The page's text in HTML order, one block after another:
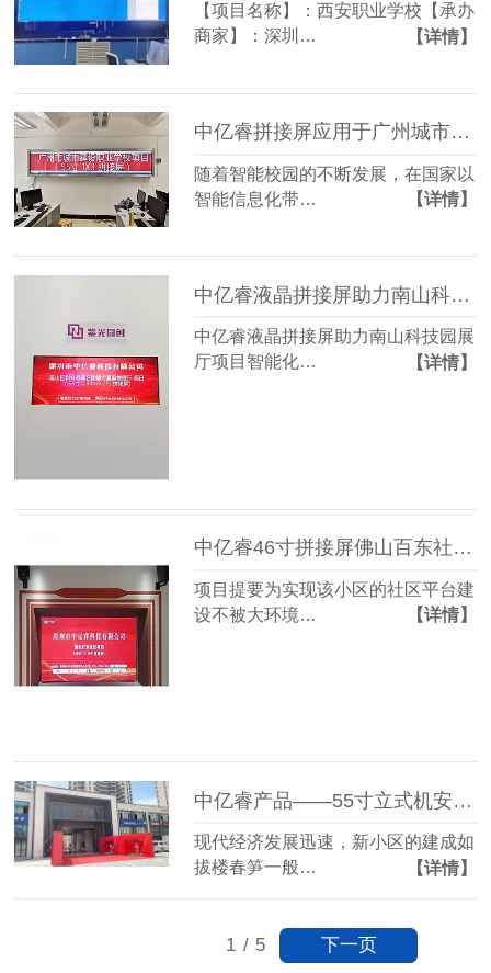
【项目名称】：西安职业学校【承办
商家】：深圳…
【详情】
中亿睿拼接屏应用于广州城市建设学校
随着智能校园的不断发展，在国家以
智能信息化带…
【详情】
中亿睿液晶拼接屏助力南山科技园展厅
中亿睿液晶拼接屏助力南山科技园展
厅项目智能化…
【详情】
中亿睿46寸拼接屏佛山百东社区打造平台服务系统
项目提要为实现该小区的社区平台建
设不被大环境…
【详情】
中亿睿产品——55寸立式机安装于内蒙古风尚小区处
现代经济发展迅速，新小区的建成如
拔楼春笋一般…
【详情】
1 / 5 下一页